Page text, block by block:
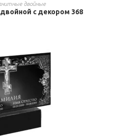
двойные
с декором 368